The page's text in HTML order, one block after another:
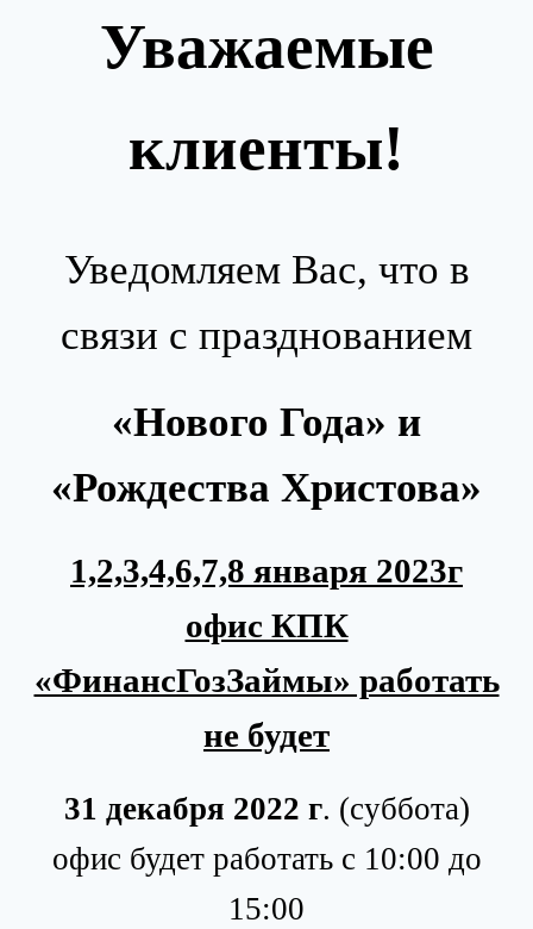
Уважаемые
клиенты!
Уведомляем Вас, что в
связи с празднованием
«Нового Года» и
«Рождества Христова»
1,2,3,4,6,7,8 января 2023г
офис КПК
«ФинансГозЗаймы» работать
не будет
31 декабря 2022 г. (суббота)
офис будет работать с 10:00 до
15:00